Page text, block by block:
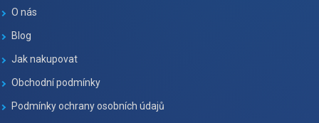
O nás
Blog
Jak nakupovat
Obchodní podmínky
Podmínky ochrany osobních údajů